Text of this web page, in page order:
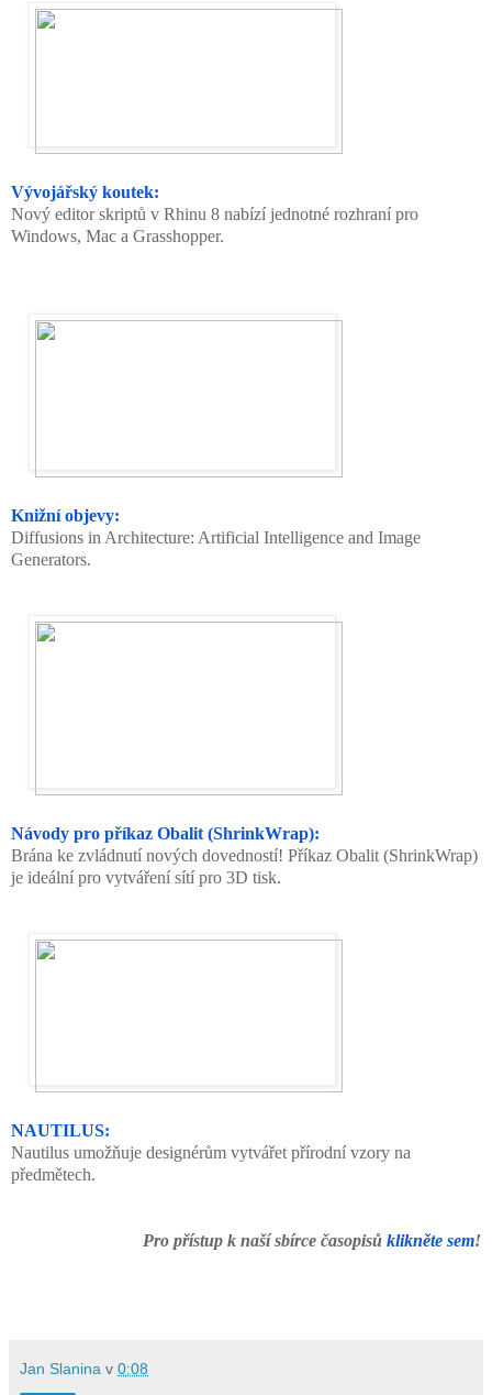
Vývojářský koutek:
Nový editor skriptů v Rhinu 8 nabízí jednotné rozhraní pro
Windows, Mac a Grasshopper.
Knižní objevy:
Diffusions in Architecture: Artificial Intelligence and Image
Generators.
Návody pro příkaz Obalit (ShrinkWrap):
Brána ke zvládnutí nových dovedností! Příkaz Obalit (ShrinkWrap)
je ideální pro vytváření sítí pro 3D tisk.
NAUTILUS:
Nautilus umožňuje designérům vytvářet přírodní vzory na
předmětech.
Pro přístup k naší sbírce časopisů klikněte sem!
Jan Slanina v 0:08